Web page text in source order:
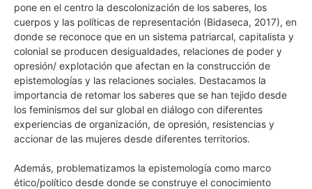
pone en el centro la descolonización de los saberes, los
cuerpos y las políticas de representación (Bidaseca, 2017), en
donde se reconoce que en un sistema patriarcal, capitalista y
colonial se producen desigualdades, relaciones de poder y
opresión/ explotación que afectan en la construcción de
epistemologías y las relaciones sociales. Destacamos la
importancia de retomar los saberes que se han tejido desde
los feminismos del sur global en diálogo con diferentes
experiencias de organización, de opresión, resistencias y
accionar de las mujeres desde diferentes territorios.
Además, problematizamos la epistemología como marco
ético/político desde donde se construye el conocimiento